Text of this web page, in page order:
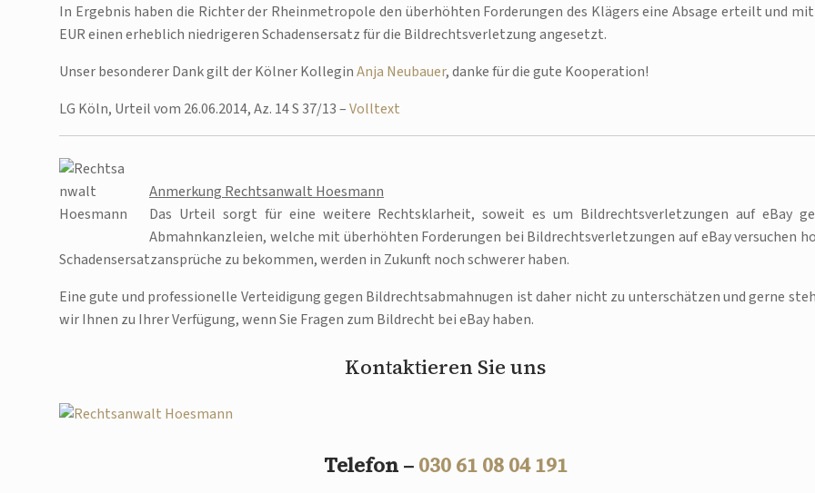
In Ergebnis haben die Richter der Rheinmetropole den überhöhten Forderungen des Klägers eine Absage erteilt und
EUR einen erheblich niedrigeren Schadensersatz für die Bildrechtsverletzung angesetzt.
Unser besonderer Dank gilt der Kölner KolleginAnja Neubauer, danke für die gute Kooperation!
LG Köln, Urteil vom 26.06.2014, Az. 14 S 37/13 –Volltext
Anmerkung Rechtsanwalt Hoesmann
Das Urteil sorgt für eine weitere Rechtsklarheit, soweit es um Bildrechtsverletzungen auf eBay
Abmahnkanzleien, welche mit überhöhten Forderungen bei Bildrechtsverletzungen auf eBay versuchen
Schadensersatzansprüche zu bekommen, werden in Zukunft noch schwerer haben.
Eine gute und professionelle Verteidigung gegen Bildrechtsabmahnugen ist daher nicht zu unterschätzen und gerne
wir Ihnen zu Ihrer Verfügung, wenn Sie Fragen zum Bildrecht bei eBay haben.
Kontaktieren Sie uns
Telefon – 030 61 08 04 191